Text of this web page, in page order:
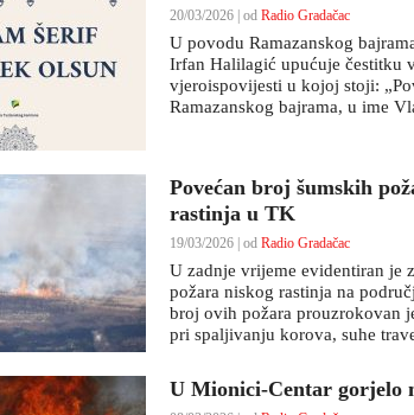
20/03/2026 | od Radio Gradačac
U povodu Ramazanskog
Irfan Halilagić upućuje čestitku
vjeroispovijesti u kojoj stoji:
Ramazanskog bajrama, u ime
Povećan broj šumskih
rastinja u TK
19/03/2026 | od Radio Gradačac
U zadnje vrijeme evidentiran je
požara niskog rastinja na
broj ovih požara prouzrokovan
pri spaljivanju korova, suhe
U Mionici-Centar gorjelo